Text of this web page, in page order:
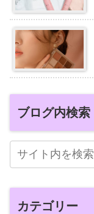
ブログ内検索
カテゴリー